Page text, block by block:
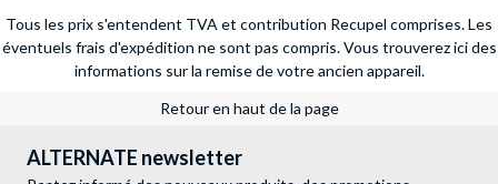
Tous les prix s'entendent TVA et contribution Recupel comprises. Les
éventuels frais d'expédition ne sont pas compris. Vous trouverez ici des
informations sur la remise de votre ancien appareil.
Retour en haut de la page
ALTERNATE newsletter